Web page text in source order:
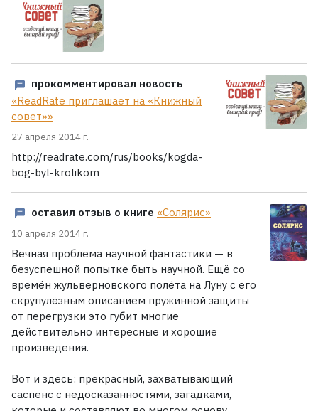
прокомментировал новость
«ReadRate приглашает на «Книжный
совет»»
27 апреля 2014 г.
http://readrate.com/rus/books/kogda-
bog-byl-krolikom
оставил отзыв о книге «Солярис»
10 апреля 2014 г.
Вечная проблема научной фантастики — в
безуспешной попытке быть научной. Ещё со
времён жульверновского полёта на Луну с его
скрупулёзным описанием пружинной защиты
от перегрузки это губит многие
действительно интересные и хорошие
произведения.
Вот и здесь: прекрасный, захватывающий
саспенс с недосказанностями, загадками,